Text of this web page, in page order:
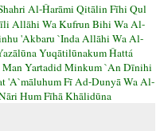
Al-Ĥarāmi Qitālin Fīhi Qul
Allāhi Wa Kufrun Bihi Wa Al-
'Akbaru `Inda Allāhi Wa Al-
Yuqātilūnakum Ĥattá
Yartadid Minkum `An Dīnihi
'A`māluhum Fī Ad-Dunyā Wa Al-
Hum Fīhā Khālidūna